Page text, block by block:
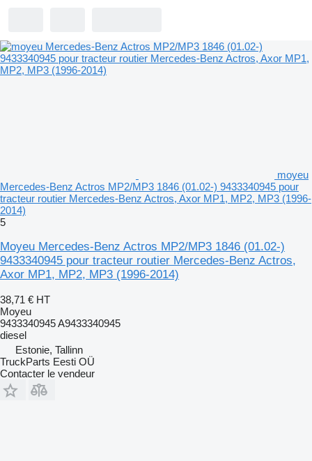
moyeu
Mercedes-Benz Actros MP2/MP3 1846 (01.02-) 9433340945 pour
tracteur routier Mercedes-Benz Actros, Axor MP1, MP2, MP3 (1996-
2014)
5
Moyeu Mercedes-Benz Actros MP2/MP3 1846 (01.02-)
9433340945 pour tracteur routier Mercedes-Benz Actros,
Axor MP1, MP2, MP3 (1996-2014)
38,71 € HT
Moyeu
9433340945 A9433340945
diesel
Estonie, Tallinn
TruckParts Eesti OÜ
Contacter le vendeur